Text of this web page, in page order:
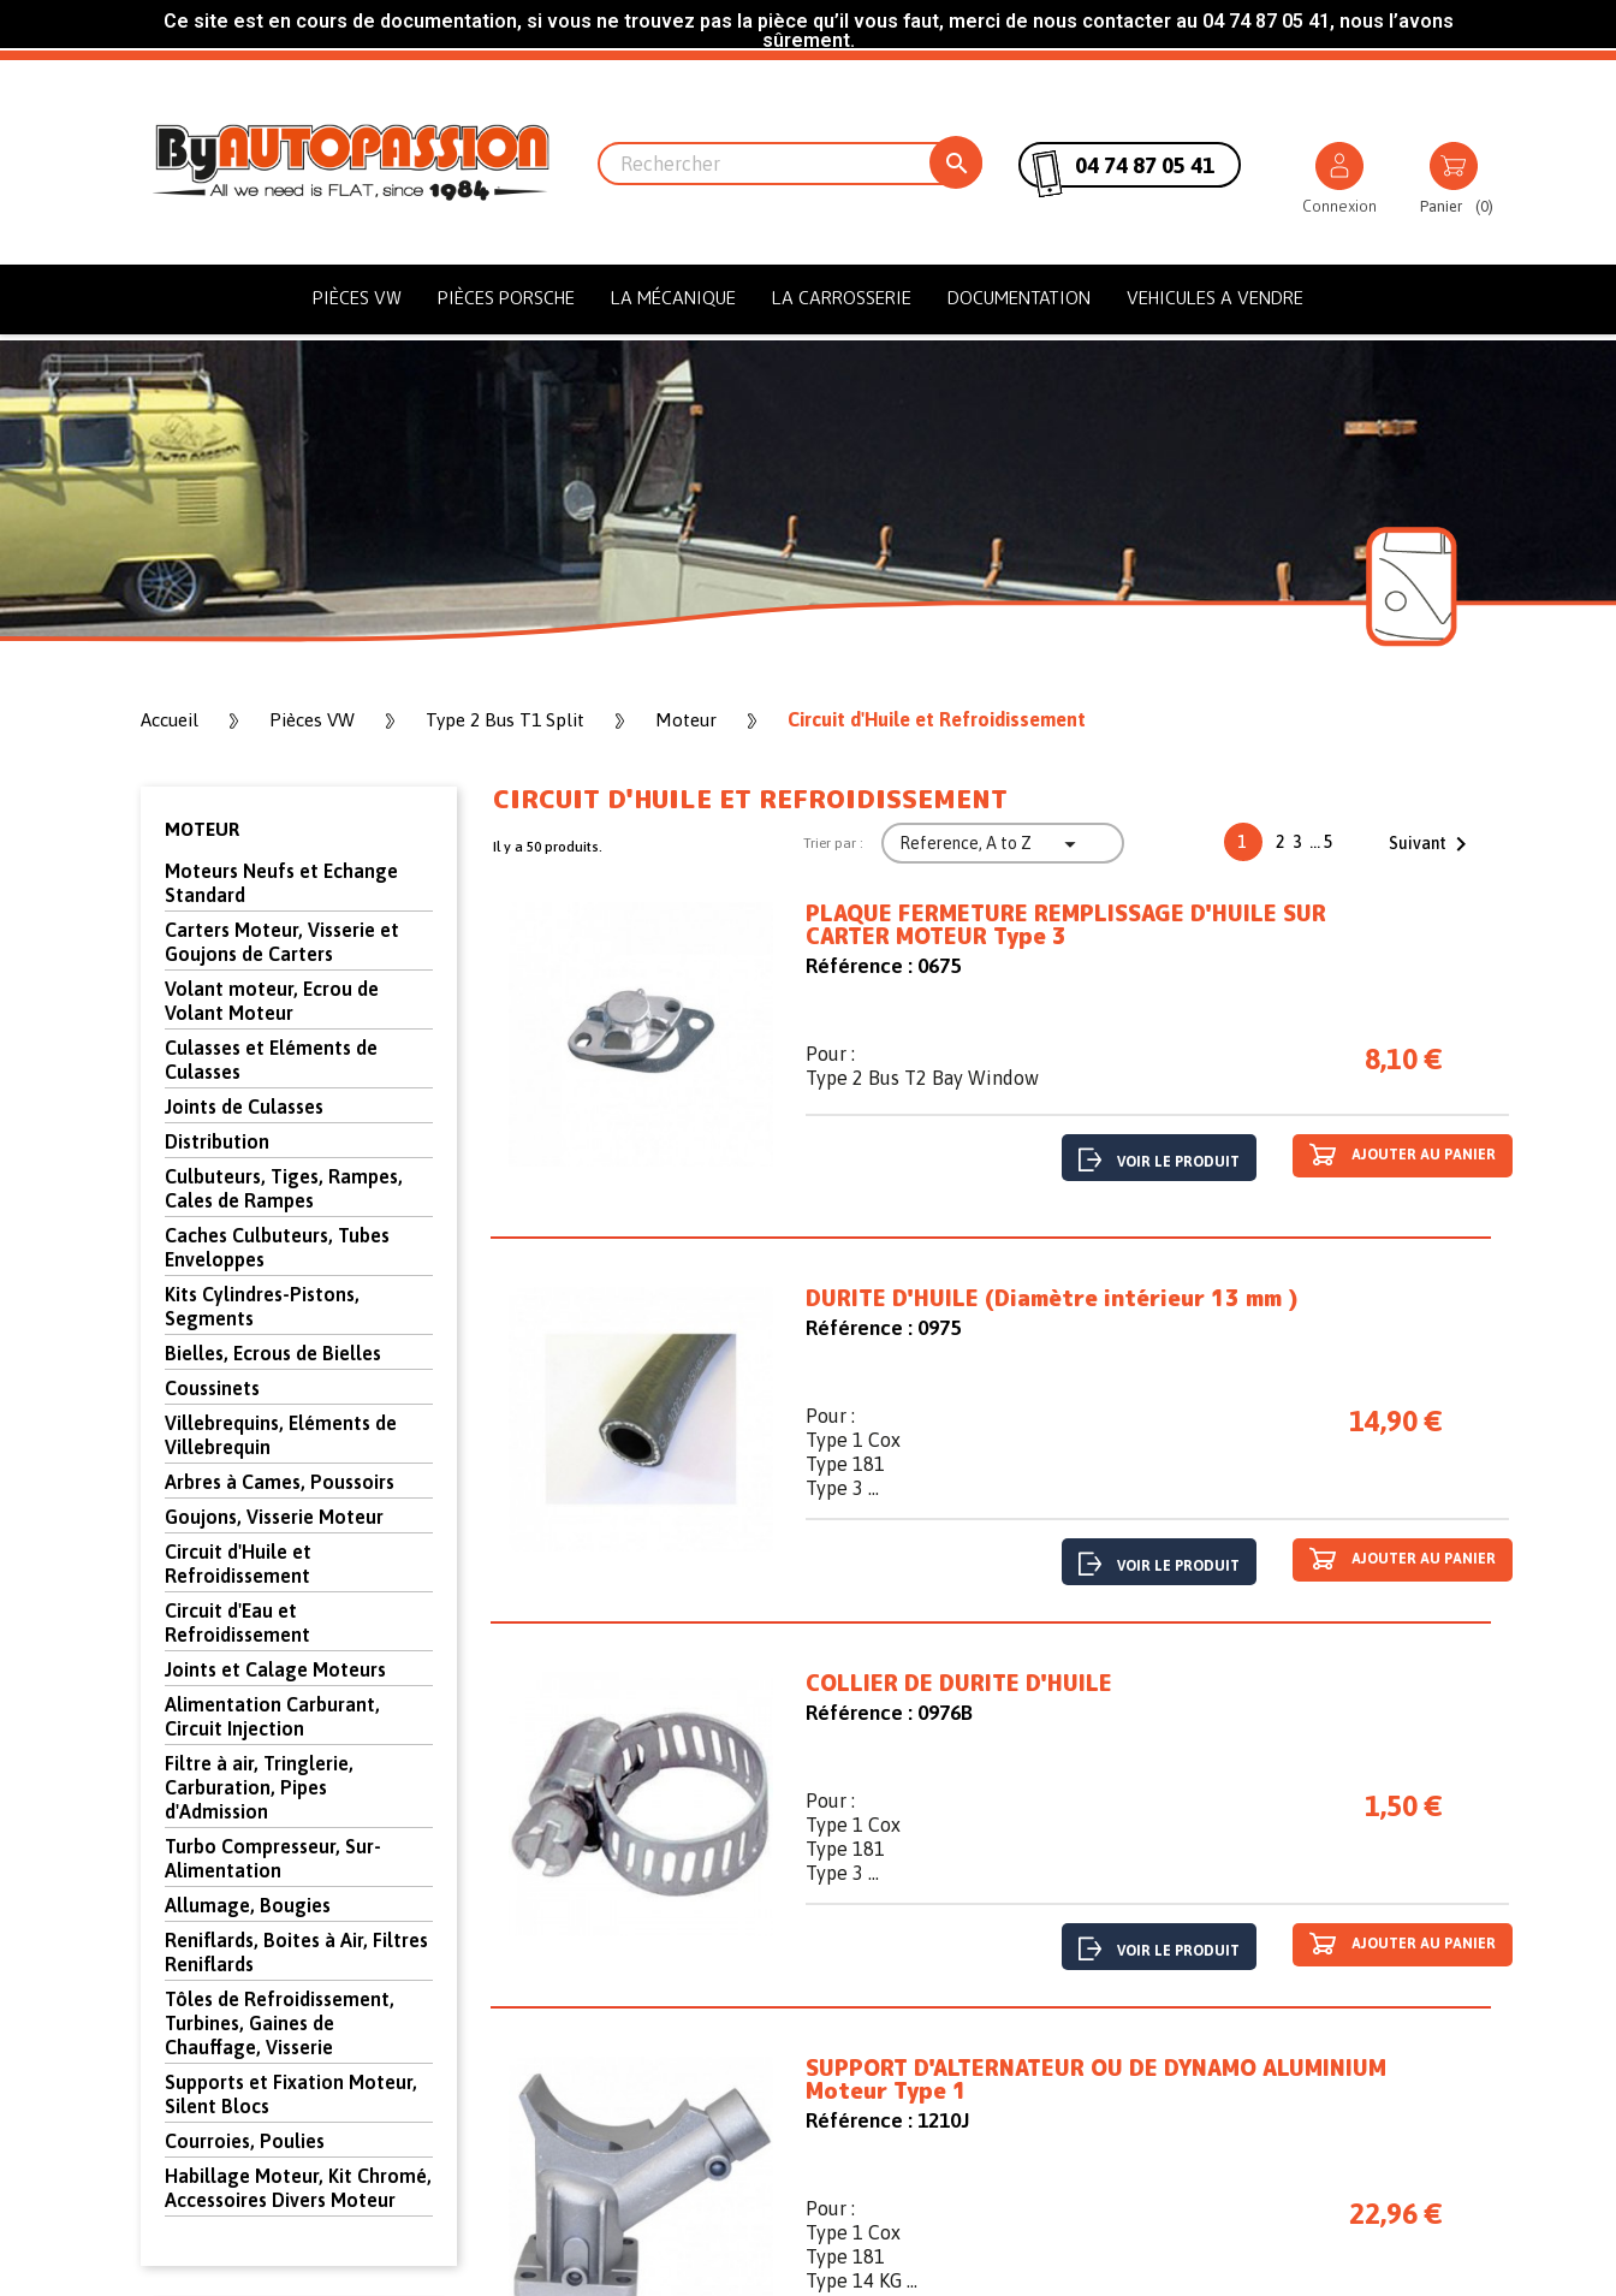
Ce site est en cours de documentation, si vous ne trouvez pas la pièce qu’il vous faut, merci de nous contacter au 04 74 87 05 41, nous l’avons
sûrement.
 04 74 87 05 41
Connexion Panier (0)
PIÈCES VW PIÈCES PORSCHE LA MÉCANIQUE LA CARROSSERIE DOCUMENTATION VEHICULES A VENDRE
Accueil Pièces VW Type 2 Bus T1 Split Moteur Circuit d'Huile et Refroidissement
MOTEUR
Moteurs Neufs et Echange
Standard
Carters Moteur, Visserie et
Goujons de Carters
Volant moteur, Ecrou de
Volant Moteur
Culasses et Eléments de
Culasses
Joints de Culasses
Distribution
Culbuteurs, Tiges, Rampes,
Cales de Rampes
Caches Culbuteurs, Tubes
Enveloppes
Kits Cylindres-Pistons,
Segments
Bielles, Ecrous de Bielles
Coussinets
Villebrequins, Eléments de
Villebrequin
Arbres à Cames, Poussoirs
Goujons, Visserie Moteur
Circuit d'Huile et
Refroidissement
Circuit d'Eau et
Refroidissement
Joints et Calage Moteurs
Alimentation Carburant,
Circuit Injection
Filtre à air, Tringlerie,
Carburation, Pipes
d'Admission
Turbo Compresseur, Sur-
Alimentation
Allumage, Bougies
Reniflards, Boites à Air, Filtres
Reniflards
Tôles de Refroidissement,
Turbines, Gaines de
Chauffage, Visserie
Supports et Fixation Moteur,
Silent Blocs
Courroies, Poulies
Habillage Moteur, Kit Chromé,
Accessoires Divers Moteur
CIRCUIT D'HUILE ET REFROIDISSEMENT
Il y a 50 produits. Trier par : Reference, A to Z  1 2 3 … 5 Suivant 
PLAQUE FERMETURE REMPLISSAGE D'HUILE SUR
CARTER MOTEUR Type 3
Référence : 0675
Pour :
Type 2 Bus T2 Bay Window
8,10 €
VOIR LE PRODUIT AJOUTER AU PANIER
DURITE D'HUILE (Diamètre intérieur 13 mm )
Référence : 0975
Pour :
Type 1 Cox
Type 181
Type 3 ...
14,90 €
VOIR LE PRODUIT AJOUTER AU PANIER
COLLIER DE DURITE D'HUILE
Référence : 0976B
Pour :
Type 1 Cox
Type 181
Type 3 ...
1,50 €
VOIR LE PRODUIT AJOUTER AU PANIER
SUPPORT D'ALTERNATEUR OU DE DYNAMO ALUMINIUM
Moteur Type 1
Référence : 1210J
Pour :
Type 1 Cox
Type 181
Type 14 KG ...
22,96 €